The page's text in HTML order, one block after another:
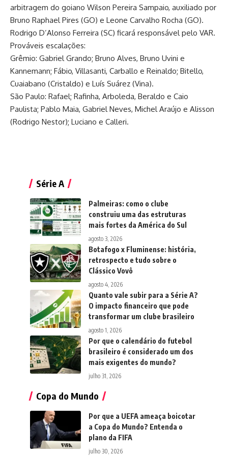
arbitragem do goiano Wilson Pereira Sampaio, auxiliado por
Bruno Raphael Pires (GO) e Leone Carvalho Rocha (GO).
Rodrigo D’Alonso Ferreira (SC) ficará responsável pelo VAR.
Prováveis escalações:
Grêmio: Gabriel Grando; Bruno Alves, Bruno Uvini e
Kannemann; Fábio, Villasanti, Carballo e Reinaldo; Bitello,
Cuaiabano (Cristaldo) e Luís Suárez (Vina).
São Paulo: Rafael; Rafinha, Arboleda, Beraldo e Caio
Paulista; Pablo Maia, Gabriel Neves, Michel Araújo e Alisson
(Rodrigo Nestor); Luciano e Calleri.
Série A
Palmeiras: como o clube
construiu uma das estruturas
mais fortes da América do Sul
agosto 3, 2026
Botafogo x Fluminense: história,
retrospecto e tudo sobre o
Clássico Vovô
agosto 4, 2026
Quanto vale subir para a Série A?
O impacto financeiro que pode
transformar um clube brasileiro
agosto 1, 2026
Por que o calendário do futebol
brasileiro é considerado um dos
mais exigentes do mundo?
julho 31, 2026
Copa do Mundo
Por que a UEFA ameaça boicotar
a Copa do Mundo? Entenda o
plano da FIFA
julho 30, 2026